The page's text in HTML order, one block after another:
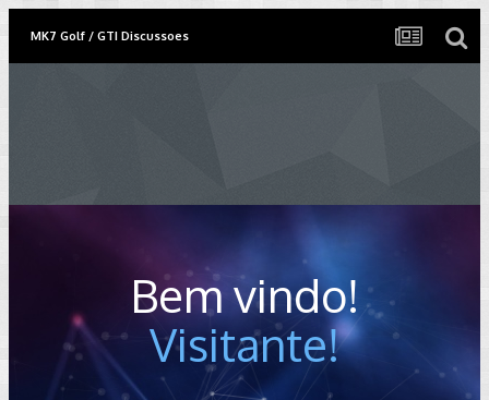
MK7 Golf / GTI Discussoes
Bem vindo!
Visitante!